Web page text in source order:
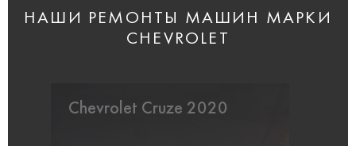
НАШИ РЕМОНТЫ МАШИН МАРКИ
CHEVROLET
Chevrolet Cruze 2020